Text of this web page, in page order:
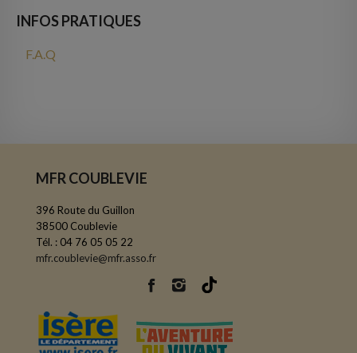
INFOS PRATIQUES
F.A.Q
MFR COUBLEVIE
396 Route du Guillon
38500 Coublevie
Tél. : 04 76 05 05 22
mfr.coublevie@mfr.asso.fr